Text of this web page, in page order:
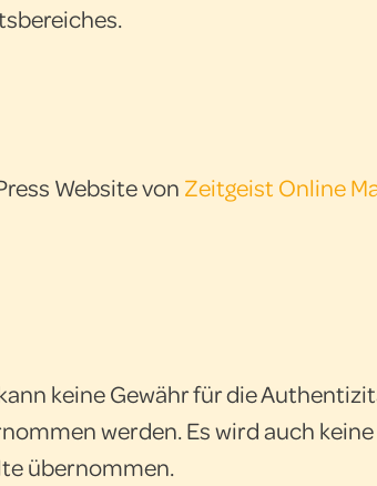
Website von Zeitgeist Online
keine Gewähr für die
werden. Es wird auch
übernommen.